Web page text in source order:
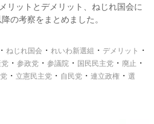
参
議
廃
止
し
リットとデメリット、ねじれ国会に
の考察をまとめました。
ねじれ国会 ・ れいわ新選組 ・ デメリット ・
・ 参政党・ 参議院 ・ 国民民主党・ 廃止 ・
・ 立憲民主党・ 自民党・ 連立政権・ 選